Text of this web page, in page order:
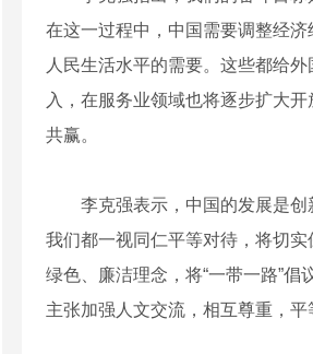
德凡 DEVELOP ineo+226i A3彩色多功能复合机 彩色打
在这一过程中，中国需要调整经
人民生活水平的需要。这些都给
入，在服务业领域也将逐步扩大
共赢。
李克强表示，中国的发展是
我们都一视同仁平等对待，将切
绿色、廉洁理念，将“一带一路”
主张加强人文交流，相互尊重，